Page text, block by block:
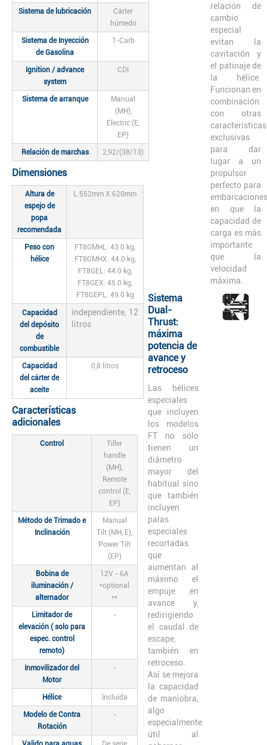
Sistema de lubricación
Cárter
húmedo
Sistema de Inyección
de Gasolina
1-Carb
Ignition / advance
system
CDI
Sistema de arranque
Manual
(MH),
Electric (E,
EP)
Relación de marchas 2,92/(38/13)
Dimensiones
Altura de
espejo de
popa
recomendada
L:552mm X:620mm
Peso con
hélice
FT8GMHL: 43.0 kg,
FT8GMHX: 44.0 kg,
FT8GEL: 44.0 kg,
FT8GEX: 45.0 kg,
FT8GEPL: 49.0 kg
Capacidad
del depósito
de
combustible
independiente, 12
litros
Capacidad
del cárter de
aceite
0,8 litros
Características
adicionales
Control
Tiller
handle
(MH),
Remote
control (E,
EP)
Método de Trimado e
Inclinación
Manual
Tilt (MH, E),
Power Tilt
(EP)
Bobina de
iluminación /
alternador
12V - 6A
*optional
**
Limitador de
elevación ( solo para
espec. control
remoto)
-
Inmovilizador del
Motor
-
Hélice Incluída
Modelo de Contra
Rotación
-
relación de
cambio
especial
evitan la
cavitación y
el patinaje de
la hélice.
Funcionan en
combinación
con otras
características
exclusivas
para dar
lugar a un
propulsor
perfecto para
embarcaciones
en que la
capacidad de
carga es más
importante
que la
velocidad
máxima.
Sistema
Dual-
Thrust:
máxima
potencia de
avance y
retroceso
Las hélices
especiales
que incluyen
los modelos
FT no sólo
tienen un
diámetro
mayor del
habitual sino
que también
incluyen
palas
especiales
recortadas
que
aumentan al
máximo el
empuje en
avance y,
redirigiendo
el caudal de
escape,
también en
retroceso.
Así se mejora
la capacidad
de maniobra,
algo
especialmente
útil al